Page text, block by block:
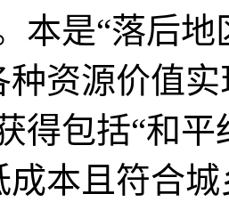
本是“落后
种资源价值
得包括“和
成本且符合